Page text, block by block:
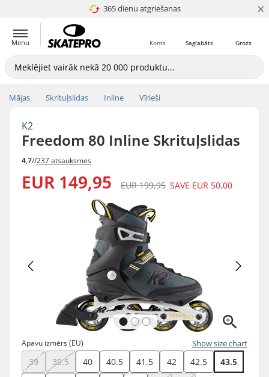
365 dienu atgriešanas
4.8 no 5 ×
Menu Grozs
Saglabāts
Konts
Mājas Skrituļslidas Inline Vīrieši
K2
Freedom 80 Inline Skrituļslidas
4,7//237 atsauksmes
EUR 149,95 EUR 199,95 SAVE EUR 50,00
Apavu izmērs (EU) Show size chart
39 39.5 40 40.5 41.5 42 42.5
43.5